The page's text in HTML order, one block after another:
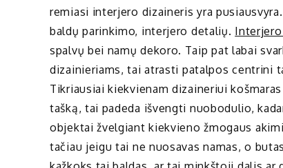
remiasi interjero dizaineris yra
baldų parinkimo, interjero detalių.
spalvų bei namų dekoro. Taip pat labai
dizainieriams, tai atrasti patalpos centrini
Tikriausiai kiekvienam dizaineriui
tašką, tai padeda išvengti nuobodulio,
objektai žvelgiant kiekvieno žmogaus
tačiau jeigu tai ne nuosavas namas, o